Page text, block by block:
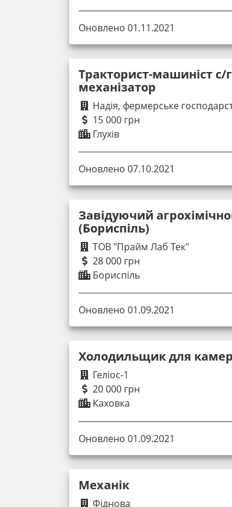
Оновлено 01.11.2021
Тракторист-машиніст
механізатор
Надія, фермерське
15 000 грн
Глухів
Оновлено 07.10.2021
Завідуючий
(Бориспіль)
ТОВ "Прайм Лаб Тек"
28 000 грн
Бориспіль
Оновлено 01.09.2021
Холодильщик для
Геліос-1
20 000 грн
Каховка
Оновлено 01.09.2021
Механік
Фіднова